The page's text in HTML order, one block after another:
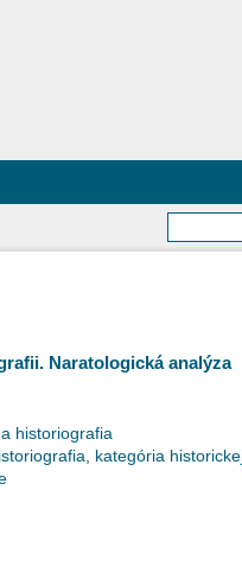
Naratologická analýza
historiografia
kategória